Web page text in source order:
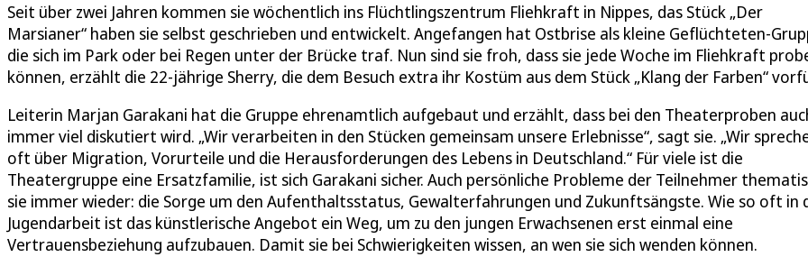
Seit über zwei Jahren kommen sie wöchentlich ins Flüchtlingszentrum Fliehkraft in Nippes, das Stück „Der
Marsianer“ haben sie selbst geschrieben und entwickelt. Angefangen hat Ostbrise als kleine Geflüchteten-
die sich im Park oder bei Regen unter der Brücke traf. Nun sind sie froh, dass sie jede Woche im Fliehkraft
können, erzählt die 22-jährige Sherry, die dem Besuch extra ihr Kostüm aus dem Stück „Klang der Farben“
Leiterin Marjan Garakani hat die Gruppe ehrenamtlich aufgebaut und erzählt, dass bei den Theaterproben
immer viel diskutiert wird. „Wir verarbeiten in den Stücken gemeinsam unsere Erlebnisse“, sagt sie. „Wir
oft über Migration, Vorurteile und die Herausforderungen des Lebens in Deutschland.“ Für viele ist die
Theatergruppe eine Ersatzfamilie, ist sich Garakani sicher. Auch persönliche Probleme der Teilnehmer
sie immer wieder: die Sorge um den Aufenthaltsstatus, Gewalterfahrungen und Zukunftsängste. Wie so oft in
Jugendarbeit ist das künstlerische Angebot ein Weg, um zu den jungen Erwachsenen erst einmal eine
Vertrauensbeziehung aufzubauen. Damit sie bei Schwierigkeiten wissen, an wen sie sich wenden können.